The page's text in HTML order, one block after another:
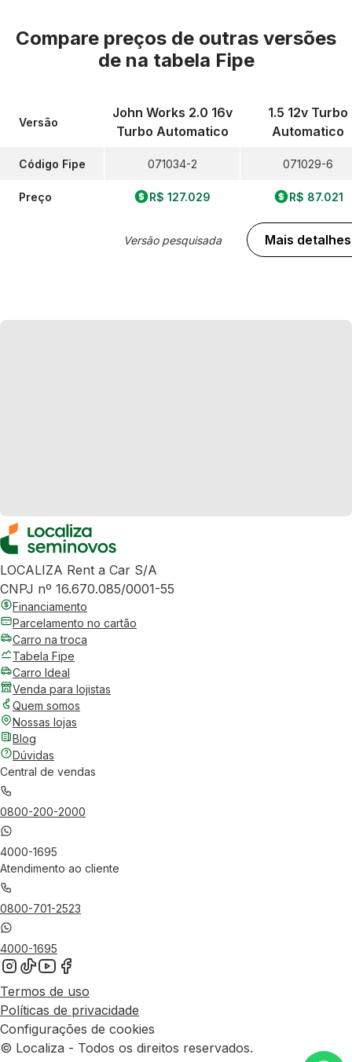
Compare preços de outras versões
de na tabela Fipe
Versão
Código Fipe
Preço
John Works 2.0 16v
Turbo Automatico
071034-2
R$ 127.029
Versão pesquisada
1.5 12v Turbo
Automatico
071029-6
R$ 87.021
Mais detalhes
LOCALIZA Rent a Car S/A
CNPJ nº 16.670.085/0001-55
Financiamento
Parcelamento no cartão
Carro na troca
Tabela Fipe
Carro Ideal
Venda para lojistas
Quem somos
Nossas lojas
Blog
Dúvidas
Central de vendas
0800-200-2000
4000-1695
Atendimento ao cliente
0800-701-2523
4000-1695
Termos de uso
Políticas de privacidade
Configurações de cookies
© Localiza - Todos os direitos reservados.